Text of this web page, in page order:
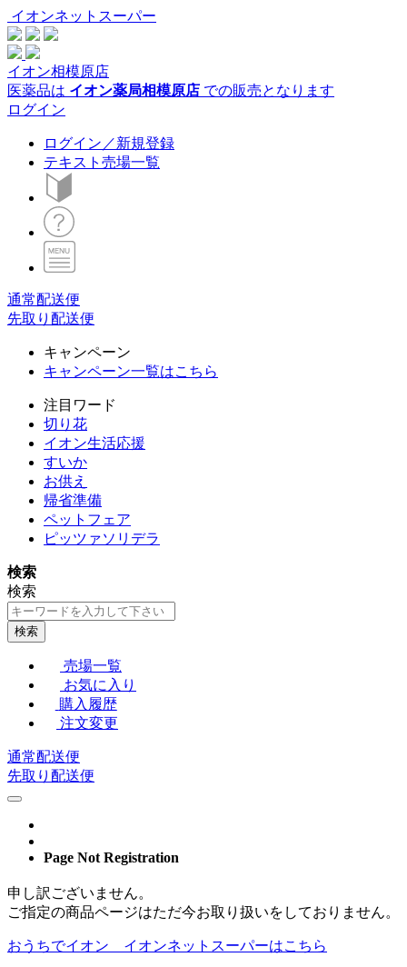
イオンネットスーパー
イオン相模原店
医薬品は イオン薬局相模原店 での販売となります
ログイン
ログイン／新規登録
テキスト売場一覧
通常配送便
先取り配送便
キャンペーン
キャンペーン一覧はこちら
注目ワード
切り花
イオン生活応援
すいか
お供え
帰省準備
ペットフェア
ピッツァソリデラ
検索
検索
検索
売場一覧
お気に入り
購入履歴
注文変更
通常配送便
先取り配送便
Page Not Registration
申し訳ございません。
ご指定の商品ページはただ今お取り扱いをしておりません。
おうちでイオン イオンネットスーパーはこちら